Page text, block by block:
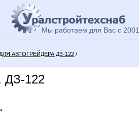
Мы работаем для Вас с
АВТОГРЕЙДЕРА ДЗ-122 /
ДЗ-122